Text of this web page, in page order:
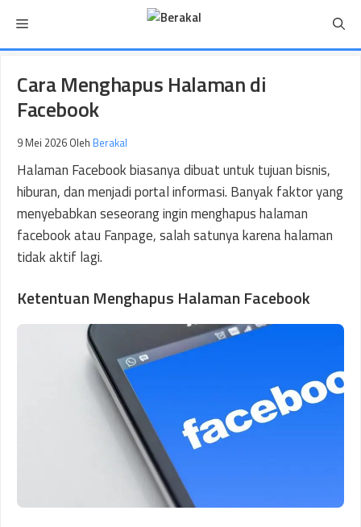
isi
Menu
Cara Menghapus Halaman di
Facebook
9 Mei 2026 Oleh Berakal
Halaman Facebook biasanya dibuat untuk tujuan bisnis,
hiburan, dan menjadi portal informasi. Banyak faktor yang
menyebabkan seseorang ingin menghapus halaman
facebook atau Fanpage, salah satunya karena halaman
tidak aktif lagi.
Ketentuan Menghapus Halaman Facebook